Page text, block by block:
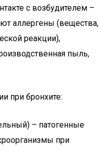
с возбудителем –
аллергены (вещества,
реакции),
пыль,
при бронхите:
– патогенные
при